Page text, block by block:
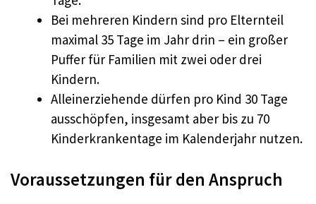
Bei mehreren Kindern sind pro Elternteil
maximal 35 Tage im Jahr drin – ein großer
Puffer für Familien mit zwei oder drei
Kindern.​
Alleinerziehende dürfen pro Kind 30 Tage
ausschöpfen, insgesamt aber bis zu 70
Kinderkrankentage im Kalenderjahr nutzen.​
Voraussetzungen für den Anspruch